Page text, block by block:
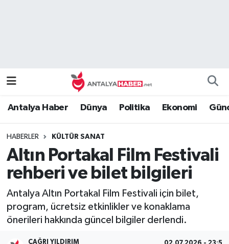
Antalya Haber Dünya Politika Ekonomi
HABERLER KÜLTÜR SANAT
Altın Portakal Film Festivali
rehberi ve bilet bilgileri
Antalya Altın Portakal Film Festivali için bilet,
program, ücretsiz etkinlikler ve konaklama
önerileri hakkında güncel bilgiler derlendi.
ÇAĞRI YILDIRIM
Genel
Güncel
Güvenlik
Namaz Vakitleri
Tüm Manşetler
Son Dakika Haberleri
Haber Arşivi